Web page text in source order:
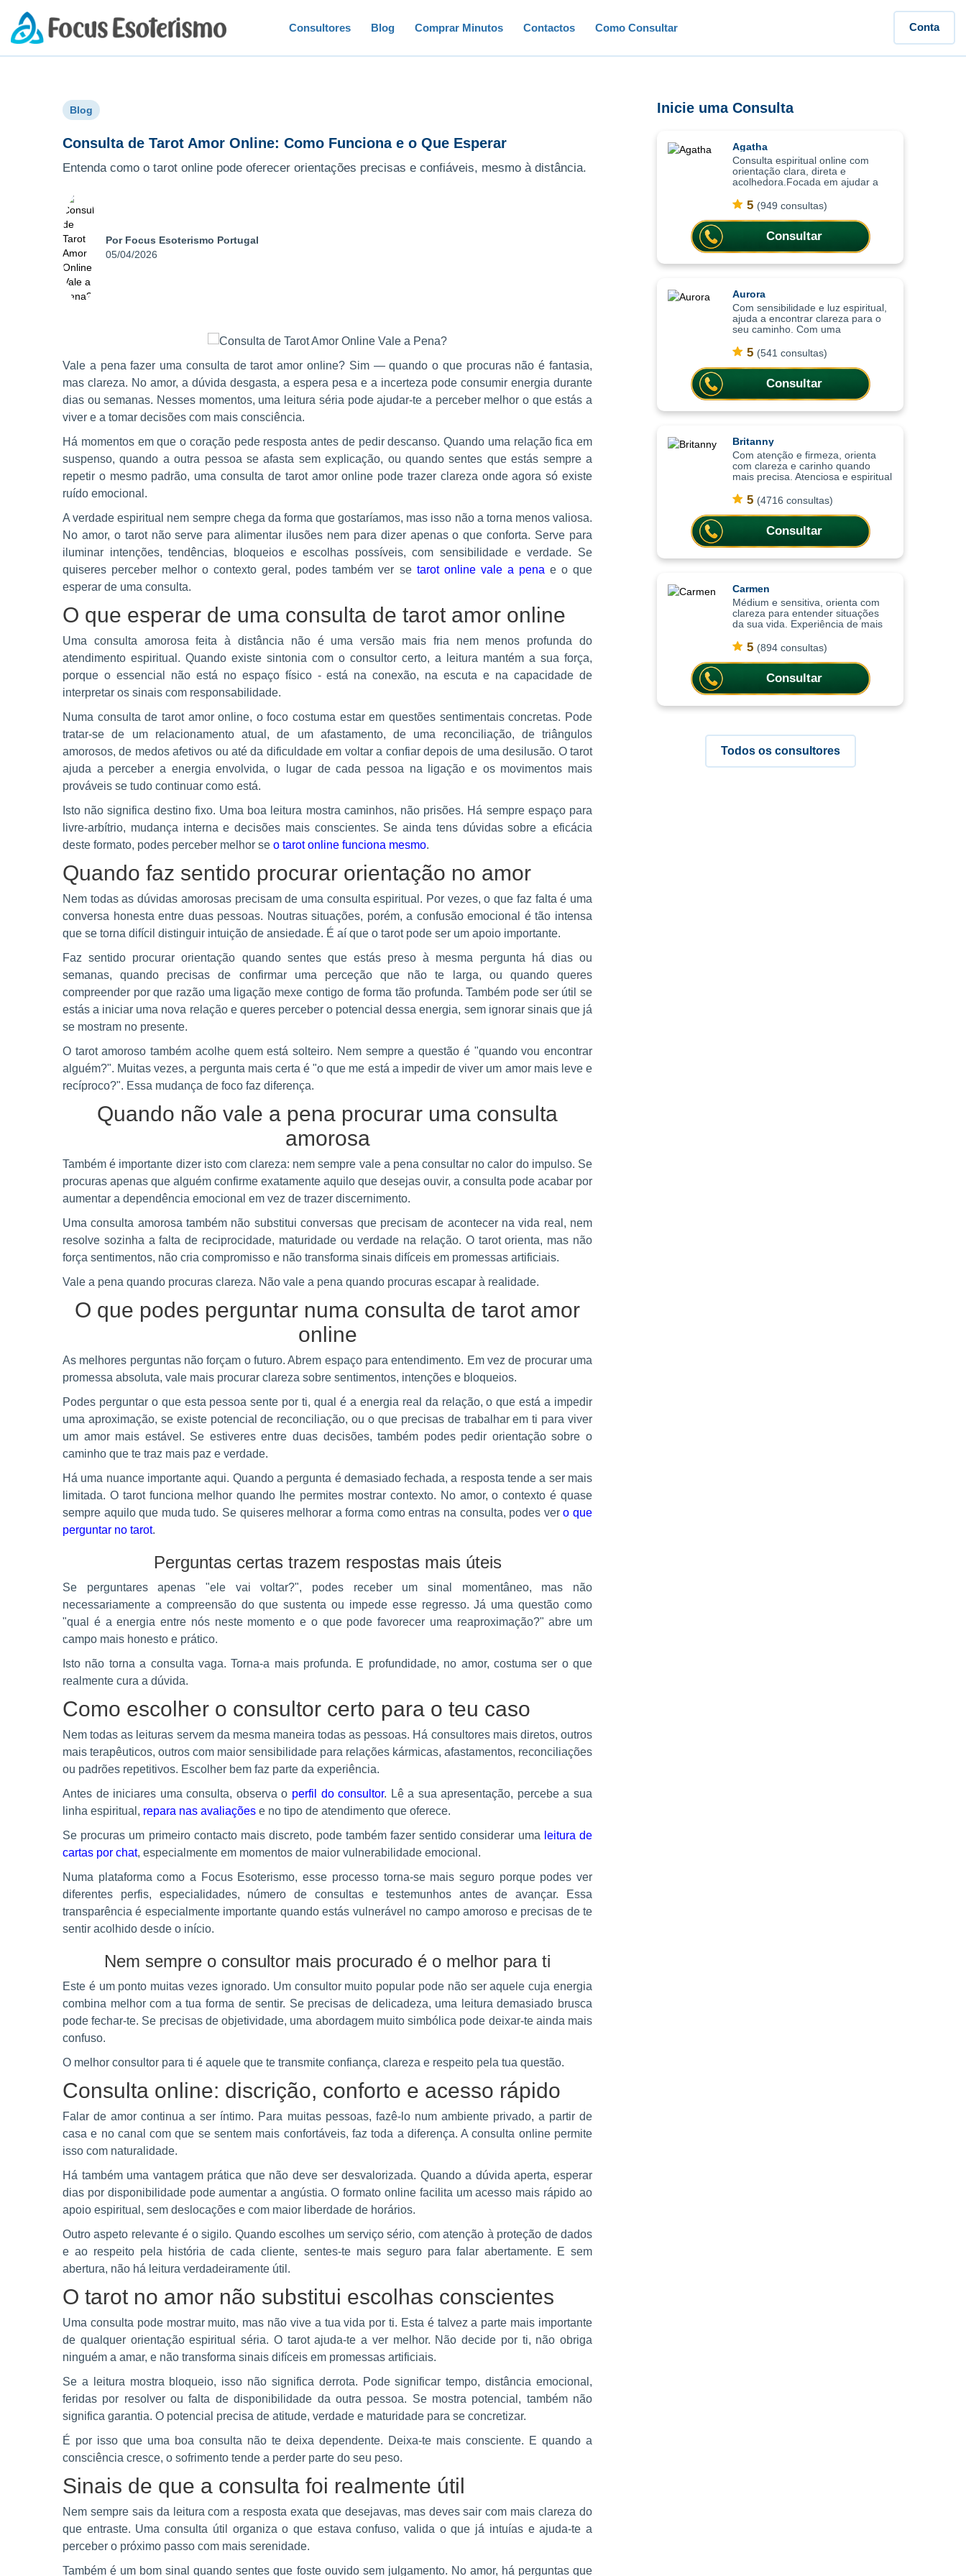
Consultores Blog Comprar Minutos Contactos Como Consultar Conta
Blog
Consulta de Tarot Amor Online: Como Funciona e o Que Esperar
Entenda como o tarot online pode oferecer orientações precisas e confiáveis, mesmo à distância.
Por Focus Esoterismo Portugal
05/04/2026
Vale a pena fazer uma consulta de tarot amor online? Sim — quando o que procuras não é fantasia,
mas clareza. No amor, a dúvida desgasta, a espera pesa e a incerteza pode consumir energia durante
dias ou semanas. Nesses momentos, uma leitura séria pode ajudar-te a perceber melhor o que estás a
viver e a tomar decisões com mais consciência.
Há momentos em que o coração pede resposta antes de pedir descanso. Quando uma relação fica em
suspenso, quando a outra pessoa se afasta sem explicação, ou quando sentes que estás sempre a
repetir o mesmo padrão, uma consulta de tarot amor online pode trazer clareza onde agora só existe
ruído emocional.
A verdade espiritual nem sempre chega da forma que gostaríamos, mas isso não a torna menos valiosa.
No amor, o tarot não serve para alimentar ilusões nem para dizer apenas o que conforta. Serve para
iluminar intenções, tendências, bloqueios e escolhas possíveis, com sensibilidade e verdade. Se
quiseres perceber melhor o contexto geral, podes também ver se tarot online vale a pena e o que
esperar de uma consulta.
O que esperar de uma consulta de tarot amor online
Uma consulta amorosa feita à distância não é uma versão mais fria nem menos profunda do
atendimento espiritual. Quando existe sintonia com o consultor certo, a leitura mantém a sua força,
porque o essencial não está no espaço físico - está na conexão, na escuta e na capacidade de
interpretar os sinais com responsabilidade.
Numa consulta de tarot amor online, o foco costuma estar em questões sentimentais concretas. Pode
tratar-se de um relacionamento atual, de um afastamento, de uma reconciliação, de triângulos
amorosos, de medos afetivos ou até da dificuldade em voltar a confiar depois de uma desilusão. O tarot
ajuda a perceber a energia envolvida, o lugar de cada pessoa na ligação e os movimentos mais
prováveis se tudo continuar como está.
Isto não significa destino fixo. Uma boa leitura mostra caminhos, não prisões. Há sempre espaço para
livre-arbítrio, mudança interna e decisões mais conscientes. Se ainda tens dúvidas sobre a eficácia
deste formato, podes perceber melhor se o tarot online funciona mesmo.
Quando faz sentido procurar orientação no amor
Nem todas as dúvidas amorosas precisam de uma consulta espiritual. Por vezes, o que faz falta é uma
conversa honesta entre duas pessoas. Noutras situações, porém, a confusão emocional é tão intensa
que se torna difícil distinguir intuição de ansiedade. É aí que o tarot pode ser um apoio importante.
Faz sentido procurar orientação quando sentes que estás preso à mesma pergunta há dias ou
semanas, quando precisas de confirmar uma perceção que não te larga, ou quando queres
compreender por que razão uma ligação mexe contigo de forma tão profunda. Também pode ser útil se
estás a iniciar uma nova relação e queres perceber o potencial dessa energia, sem ignorar sinais que já
se mostram no presente.
O tarot amoroso também acolhe quem está solteiro. Nem sempre a questão é "quando vou encontrar
alguém?". Muitas vezes, a pergunta mais certa é "o que me está a impedir de viver um amor mais leve e
recíproco?". Essa mudança de foco faz diferença.
Quando não vale a pena procurar uma consulta
amorosa
Também é importante dizer isto com clareza: nem sempre vale a pena consultar no calor do impulso. Se
procuras apenas que alguém confirme exatamente aquilo que desejas ouvir, a consulta pode acabar por
aumentar a dependência emocional em vez de trazer discernimento.
Uma consulta amorosa também não substitui conversas que precisam de acontecer na vida real, nem
resolve sozinha a falta de reciprocidade, maturidade ou verdade na relação. O tarot orienta, mas não
força sentimentos, não cria compromisso e não transforma sinais difíceis em promessas artificiais.
Vale a pena quando procuras clareza. Não vale a pena quando procuras escapar à realidade.
O que podes perguntar numa consulta de tarot amor
online
As melhores perguntas não forçam o futuro. Abrem espaço para entendimento. Em vez de procurar uma
promessa absoluta, vale mais procurar clareza sobre sentimentos, intenções e bloqueios.
Podes perguntar o que esta pessoa sente por ti, qual é a energia real da relação, o que está a impedir
uma aproximação, se existe potencial de reconciliação, ou o que precisas de trabalhar em ti para viver
um amor mais estável. Se estiveres entre duas decisões, também podes pedir orientação sobre o
caminho que te traz mais paz e verdade.
Há uma nuance importante aqui. Quando a pergunta é demasiado fechada, a resposta tende a ser mais
limitada. O tarot funciona melhor quando lhe permites mostrar contexto. No amor, o contexto é quase
sempre aquilo que muda tudo. Se quiseres melhorar a forma como entras na consulta, podes vero que
perguntar no tarot.
Perguntas certas trazem respostas mais úteis
Se perguntares apenas "ele vai voltar?", podes receber um sinal momentâneo, mas não
necessariamente a compreensão do que sustenta ou impede esse regresso. Já uma questão como
"qual é a energia entre nós neste momento e o que pode favorecer uma reaproximação?" abre um
campo mais honesto e prático.
Isto não torna a consulta vaga. Torna-a mais profunda. E profundidade, no amor, costuma ser o que
realmente cura a dúvida.
Como escolher o consultor certo para o teu caso
Nem todas as leituras servem da mesma maneira todas as pessoas. Há consultores mais diretos, outros
mais terapêuticos, outros com maior sensibilidade para relações kármicas, afastamentos, reconciliações
ou padrões repetitivos. Escolher bem faz parte da experiência.
Antes de iniciares uma consulta, observa o perfil do consultor. Lê a sua apresentação, percebe a sua
linha espiritual, repara nas avaliações e no tipo de atendimento que oferece.
Se procuras um primeiro contacto mais discreto, pode também fazer sentido considerar uma leitura de
cartas por chat, especialmente em momentos de maior vulnerabilidade emocional.
Numa plataforma como a Focus Esoterismo, esse processo torna-se mais seguro porque podes ver
diferentes perfis, especialidades, número de consultas e testemunhos antes de avançar. Essa
transparência é especialmente importante quando estás vulnerável no campo amoroso e precisas de te
sentir acolhido desde o início.
Nem sempre o consultor mais procurado é o melhor para ti
Este é um ponto muitas vezes ignorado. Um consultor muito popular pode não ser aquele cuja energia
combina melhor com a tua forma de sentir. Se precisas de delicadeza, uma leitura demasiado brusca
pode fechar-te. Se precisas de objetividade, uma abordagem muito simbólica pode deixar-te ainda mais
confuso.
O melhor consultor para ti é aquele que te transmite confiança, clareza e respeito pela tua questão.
Consulta online: discrição, conforto e acesso rápido
Falar de amor continua a ser íntimo. Para muitas pessoas, fazê-lo num ambiente privado, a partir de
casa e no canal com que se sentem mais confortáveis, faz toda a diferença. A consulta online permite
isso com naturalidade.
Há também uma vantagem prática que não deve ser desvalorizada. Quando a dúvida aperta, esperar
dias por disponibilidade pode aumentar a angústia. O formato online facilita um acesso mais rápido ao
apoio espiritual, sem deslocações e com maior liberdade de horários.
Outro aspeto relevante é o sigilo. Quando escolhes um serviço sério, com atenção à proteção de dados
e ao respeito pela história de cada cliente, sentes-te mais seguro para falar abertamente. E sem
abertura, não há leitura verdadeiramente útil.
O tarot no amor não substitui escolhas conscientes
Uma consulta pode mostrar muito, mas não vive a tua vida por ti. Esta é talvez a parte mais importante
de qualquer orientação espiritual séria. O tarot ajuda-te a ver melhor. Não decide por ti, não obriga
ninguém a amar, e não transforma sinais difíceis em promessas artificiais.
Se a leitura mostra bloqueio, isso não significa derrota. Pode significar tempo, distância emocional,
feridas por resolver ou falta de disponibilidade da outra pessoa. Se mostra potencial, também não
significa garantia. O potencial precisa de atitude, verdade e maturidade para se concretizar.
É por isso que uma boa consulta não te deixa dependente. Deixa-te mais consciente. E quando a
consciência cresce, o sofrimento tende a perder parte do seu peso.
Sinais de que a consulta foi realmente útil
Nem sempre sais da leitura com a resposta exata que desejavas, mas deves sair com mais clareza do
que entraste. Uma consulta útil organiza o que estava confuso, valida o que já intuías e ajuda-te a
perceber o próximo passo com mais serenidade.
Também é um bom sinal quando sentes que foste ouvido sem julgamento. No amor, há perguntas que
Inicie uma Consulta
Agatha
Consulta espiritual online com
orientação clara, direta e
acolhedora.Focada em ajudar a
trazendo clareza, equilíbrio
emocional e orientação para
decisões importantes da vi
5 (949 consultas)
Consultar
Aurora
Com sensibilidade e luz espiritual,
ajuda a encontrar clareza para o
seu caminho. Com uma
consultas ajudam a compreender
situações, trazer mais leveza
emocional
5 (541 consultas)
Consultar
Britanny
Com atenção e firmeza, orienta
com clareza e carinho quando
mais precisa. Atenciosa e espiritual
consultas ajudam a compreender
situações com mais clareza,
oferecendo or
5 (4716 consultas)
Consultar
Carmen
Médium e sensitiva, orienta com
clareza para entender situações
da sua vida. Experiência de mais
práticas espirituais, as consultas
ajudam a compreender situações c
5 (894 consultas)
Consultar
Todos os consultores